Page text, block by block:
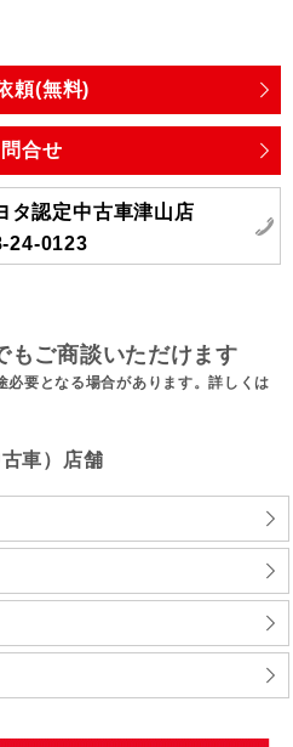
頼(無料)
合せ
タ認定中古車津山店
24-0123
もご商談いただけます
必要となる場合があります。詳しくは
車）店舗